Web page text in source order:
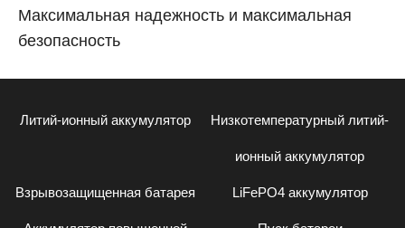
Максимальная надежность и максимальная
безопасность
Литий-ионный аккумулятор Низкотемпературный литий-
ионный аккумулятор
Взрывозащищенная батарея LiFePO4 аккумулятор